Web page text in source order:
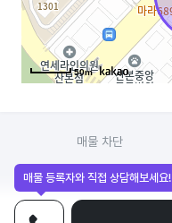
50m
매물 차단
매물 등록자와 직접 상담해보세요!